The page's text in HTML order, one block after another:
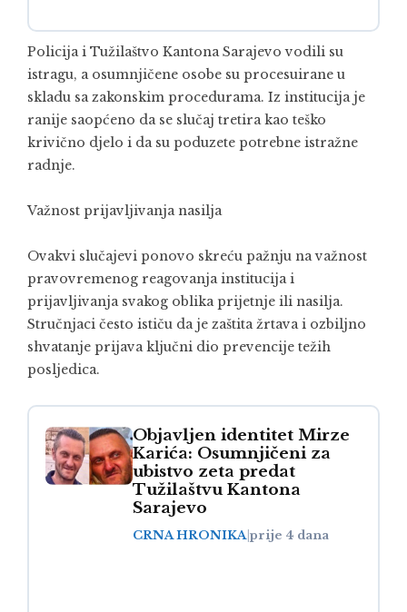
Policija i Tužilaštvo Kantona Sarajevo vodili su
istragu, a osumnjičene osobe su procesuirane u
skladu sa zakonskim procedurama. Iz institucija je
ranije saopćeno da se slučaj tretira kao teško
krivično djelo i da su poduzete potrebne istražne
radnje.
Važnost prijavljivanja nasilja
Ovakvi slučajevi ponovo skreću pažnju na važnost
pravovremenog reagovanja institucija i
prijavljivanja svakog oblika prijetnje ili nasilja.
Stručnjaci često ističu da je zaštita žrtava i ozbiljno
shvatanje prijava ključni dio prevencije težih
posljedica.
Objavljen identitet Mirze
Karića: Osumnjičeni za
ubistvo zeta predat
Tužilaštvu Kantona
Sarajevo
CRNA HRONIKAprije 4 dana